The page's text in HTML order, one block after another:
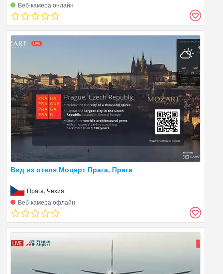
Веб‑камера онлайн
Вид из отеля Моцарт Прага, Прага
Прага, Чехия
Веб‑камера офлайн